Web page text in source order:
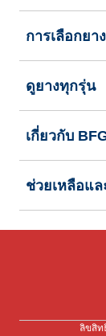
การเลือกยา
ดูยางทุกรุ่น
เกี่ยวกับ
ช่วยเหลือแ
ลิขสิท